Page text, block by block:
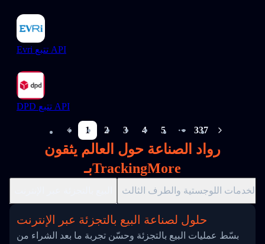
Evri تتبع API
DPD تتبع API
1 2 3 4 5
More pages
337
رواد الصناعة حول العالم يثقون
بـTrackingMore
الخدمات اللوجستية والطرف الثالث
حلول لصناعة البيع بالتجزئة عبر الإنترنت
بسّط عمليات البيع بالتجزئة وحسّن تجربة ما بعد الشراء من